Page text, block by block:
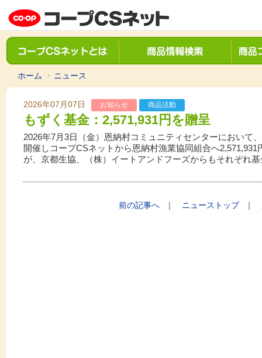
ホーム ニュース
2026年07月07日 お知らせ 商品活動
もずく基金：2,571,931円を贈呈
2026年7月3日（金）恩納村コミュニティセンターにおいて
開催しコープCSネットから恩納村漁業協同組合へ
が、京都生協、（株）イートアンドフーズからもそれぞれ
前の記事へ ｜ ニューストップ ｜